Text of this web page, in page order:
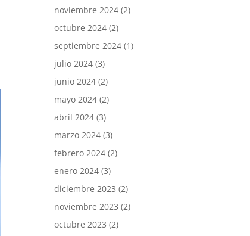
noviembre 2024 (2)
octubre 2024 (2)
septiembre 2024 (1)
julio 2024 (3)
junio 2024 (2)
mayo 2024 (2)
abril 2024 (3)
marzo 2024 (3)
febrero 2024 (2)
enero 2024 (3)
diciembre 2023 (2)
noviembre 2023 (2)
octubre 2023 (2)